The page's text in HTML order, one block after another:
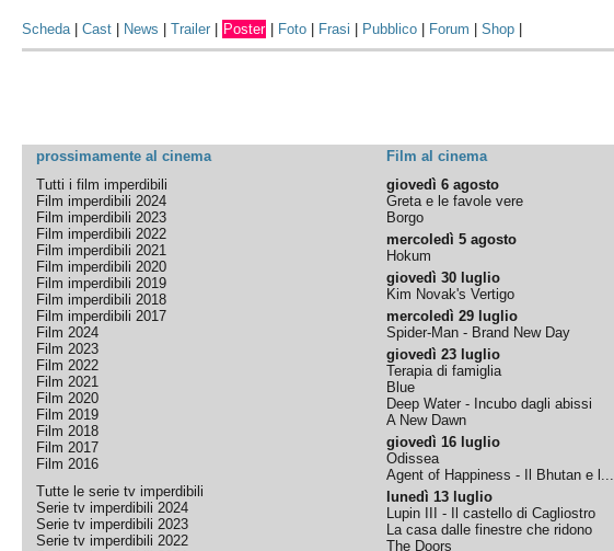
Scheda|Cast News |Trailer Poster Foto Frasi Pubblico Forum |Shop
prossimamente al cinema Film al cinema
Tutti i film imperdibili
Film imperdibili 2024
Film imperdibili 2023
Film imperdibili 2022
Film imperdibili 2021
Film imperdibili 2020
Film imperdibili 2019
Film imperdibili 2018
Film imperdibili 2017
Film 2024
Film 2023
Film 2022
Film 2021
Film 2020
Film 2019
Film 2018
Film 2017
Film 2016
Tutte le serie tv imperdibili
Serie tv imperdibili 2024
Serie tv imperdibili 2023
Serie tv imperdibili 2022
giovedì 6 agosto
Greta e le favole vere
Borgo
mercoledì 5 agosto
Hokum
giovedì 30 luglio
Kim Novak's Vertigo
mercoledì 29 luglio
Spider-Man - Brand New Day
giovedì 23 luglio
Terapia di famiglia
Blue
Deep Water - Incubo dagli abissi
A New Dawn
giovedì 16 luglio
Odissea
Agent of Happiness - Il Bhutan e l...
lunedì 13 luglio
Lupin III - Il castello di Cagliostro
La casa dalle finestre che ridono
The Doors